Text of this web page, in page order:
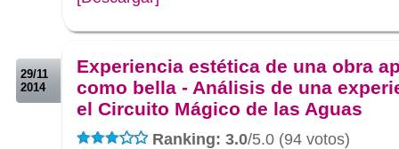
29/11
2014
Experiencia estética de una obra
como bella - Análisis de una
el Circuito Mágico de las Aguas
Ranking: 3.0/5.0 (94 votos)